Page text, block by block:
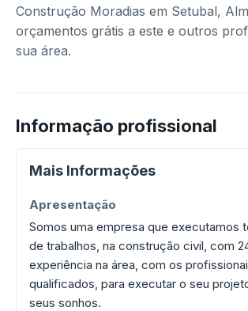
Construção Moradias em Setubal,
orçamentos grátis a este e outros
sua área.
Informação profissional
Mais Informações
Apresentação
Somos uma empresa que executamos
de trabalhos, na construção civil, com
experiência na área, com os
qualificados, para executar o seu
seus sonhos.